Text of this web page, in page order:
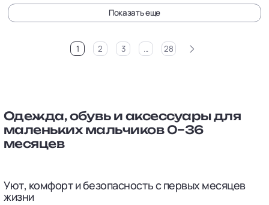
Показать еще
1 2 3 ... 28 >
Одежда, обувь и аксессуары для
маленьких мальчиков 0–36
месяцев
Уют, комфорт и безопасность с первых месяцев
жизни